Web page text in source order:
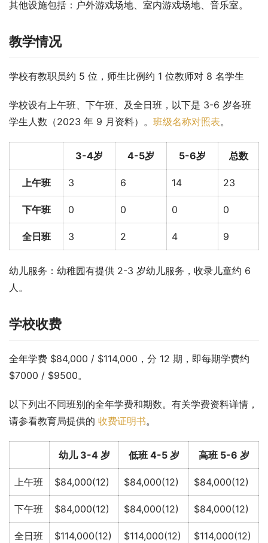
其他设施包括：户外游戏场地、室内游戏场地、音乐室。
教学情况
学校有教职员约 5 位，师生比例约 1 位教师对 8 名学生
学校设有上午班、下午班、及全日班，以下是 3-6 岁各班
学生人数（2023 年 9 月资料）。 班级名称对照表。
3-4岁 4-5岁 5-6岁 总数
上午班 3 6 14 23
下午班 0 0 0 0
全日班 3 2 4 9
幼儿服务：幼稚园有提供 2-3 岁幼儿服务，收录儿童约 6
人。
学校收费
全年学费 $84,000 / $114,000，分 12 期，即每期学费约
$7000 / $9500。
以下列出不同班别的全年学费和期数。有关学费资料详情，
请参看教育局提供的 收费证明书。
幼儿 3-4 岁 低班 4-5 岁 高班 5-6 岁
上午班 $84,000(12) $84,000(12) $84,000(12)
下午班 $84,000(12) $84,000(12) $84,000(12)
全日班 $114,000(12) $114,000(12) $114,000(12)